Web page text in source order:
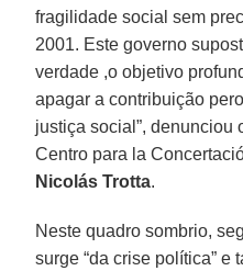
fragilidade social sem
2001. Este governo
verdade ,o objetivo
apagar a contribuição
justiça social”, denunciou
Centro para la
Nicolás Trotta.
Neste quadro sombrio,
surge “da crise política” e